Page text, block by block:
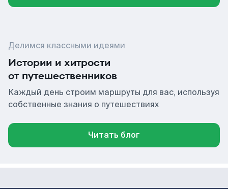
Делимся классными идеями
Истории и хитрости
от путешественников
Каждый день строим маршруты для вас, используя
собственные знания о путешествиях
Читать блог